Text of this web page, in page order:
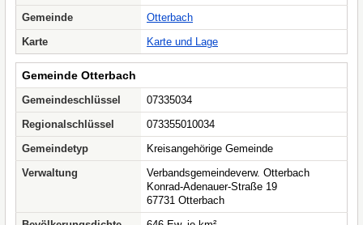
Gemeinde
Otterbach
Karte
Karte und Lage
Gemeinde Otterbach
Gemeindeschlüssel
07335034
Regionalschlüssel
073355010034
Gemeindetyp
Kreisangehörige Gemeinde
Verwaltung
Verbandsgemeindeverw. Otterbach
Konrad-Adenauer-Straße 19
67731 Otterbach